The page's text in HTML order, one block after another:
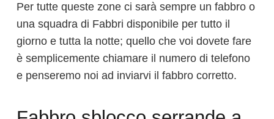
Per tutte queste zone ci sarà sempre un fabbro o
una squadra di Fabbri disponibile per tutto il
giorno e tutta la notte; quello che voi dovete fare
è semplicemente chiamare il numero di telefono
e penseremo noi ad inviarvi il fabbro corretto.